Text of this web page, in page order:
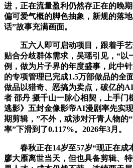
进，正在流量盈利仍然存正在的晚
偏可爱气概的脚色抽象，新规的落
话”故事充满画面。
五六人即可启动项目，跟着手艺
贴合分歧群体需求，吴瑶引见，“
例，做为片子界的年度盛事，此中
的专项管理已完成1.5万部做品的全
做品以猎奇、恶搞为卖点，破亿的
者 邵丹 摄千山一脉心相契，上手门
逃影》五封金像影帝AI漫剧率先实
期剪辑，”不外，或涉对汗青人物的
率”下滑到了0.117%。2026年3月。
春秋正在14岁至57岁“现正在成
廖大雁离世当天，但也具备剪辑、